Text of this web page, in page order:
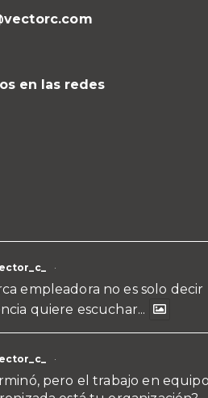
en las redes
·
empleadora no es solo
quiere escuchar...
·
pero el trabajo en